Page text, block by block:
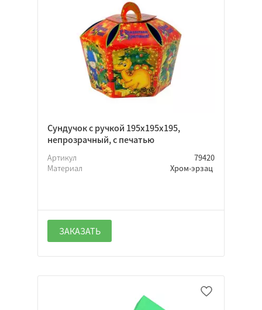
Сундучок с ручкой 195х195х195,
непрозрачный, с печатью
Артикул
79420
Материал
Хром-эрзац
ЗАКАЗАТЬ